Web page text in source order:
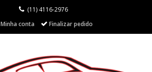
(11) 4116-2976
Minha conta
Finalizar pedido